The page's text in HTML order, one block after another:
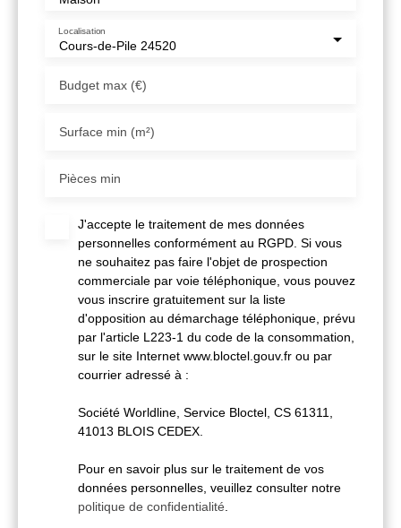
Cours-de-Pile 24520
Localisation
Budget max (€)
Surface min (m²)
Pièces min
J'accepte le traitement de mes données
personnelles conformément au RGPD. Si vous
ne souhaitez pas faire l'objet de prospection
commerciale par voie téléphonique, vous pouvez
vous inscrire gratuitement sur la liste
d'opposition au démarchage téléphonique, prévu
par l'article L223-1 du code de la consommation,
sur le site Internet www.bloctel.gouv.fr ou par
courrier adressé à :
Société Worldline, Service Bloctel, CS 61311,
41013 BLOIS CEDEX.
Pour en savoir plus sur le traitement de vos
données personnelles, veuillez consulter notre
politique de confidentialité